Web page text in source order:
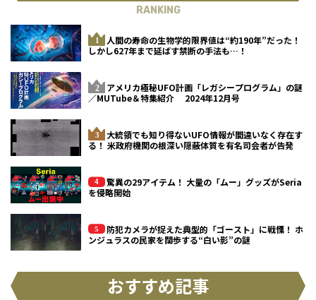
RANKING
人間の寿命の生物学的限界値は“約190年”だった！
しかし627年まで延ばす禁断の手法も…！
アメリカ極秘UFO計画「レガシープログラム」の謎
／MUTube＆特集紹介 2024年12月号
大統領でも知り得ないUFO情報が間違いなく存在す
る！ 米政府機関の根深い隠蔽体質を有名司会者が告発
驚異の29アイテム！ 大量の「ムー」グッズがSeria
を侵略開始
防犯カメラが捉えた典型的「ゴースト」に戦慄！ ホ
ンジュラスの民家を闊歩する“白い影”の謎
おすすめ記事